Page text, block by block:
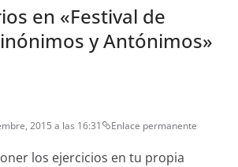
en «Festival de
y Antónimos»
2015 a las 16:31 Enlace permanente
los ejercicios en tu propia